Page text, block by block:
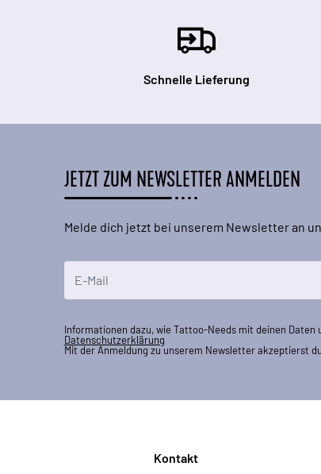
Schnelle Lieferung
JETZT ZUM NEWSLETTER ANMELDEN
Melde dich jetzt bei unserem Newsletter an
Informationen dazu, wie Tattoo-Needs mit deinen
Datenschutzerklärung
Mit der Anmeldung zu unserem Newsletter akzeptierst
Kontakt